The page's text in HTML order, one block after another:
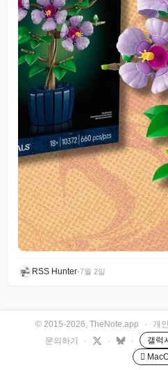
RSS Hunter•7월 2일
© 2015-2026, TheNote.app · 개
문의하기
· · · 갤럭
